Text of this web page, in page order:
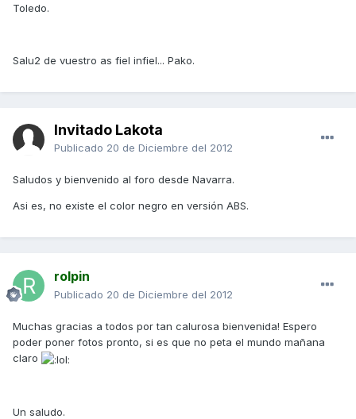
Toledo.
Salu2 de vuestro as fiel infiel... Pako.
Invitado Lakota
Publicado 20 de Diciembre del 2012
Saludos y bienvenido al foro desde Navarra.
Asi es, no existe el color negro en versión ABS.
rolpin
Publicado 20 de Diciembre del 2012
Muchas gracias a todos por tan calurosa bienvenida! Espero
poder poner fotos pronto, si es que no peta el mundo mañana
claro
Un saludo.